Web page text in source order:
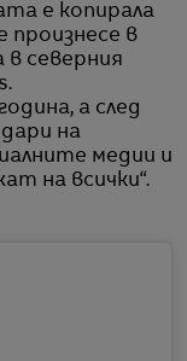
е копирала
произнесе в
в северния
а след
на
медии и
на всички“.